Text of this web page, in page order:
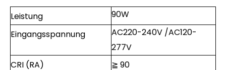
Leistung
90W
Eingangsspannung ​
AC220-240V /AC120-
277V
CRI (RA)
≧ 90